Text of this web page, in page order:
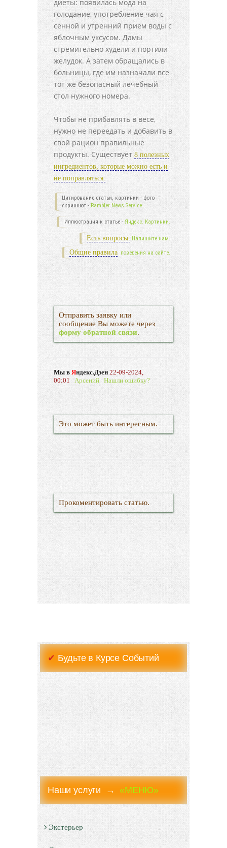
диеты: появилась мода на
голодание, употребление чая с
сенной и утренний прием воды с
яблочным уксусом. Дамы
стремительно худели и портили
желудок. А затем обращались в
больницы, где им назначали все
тот же безопасный лечебный
стол нужного номера.
Чтобы не прибавлять в весе,
нужно не переедать и добавить в
свой рацион правильные
продукты. Существует 8 полезных
ингредиентов, которые можно есть и
не поправляться.
Цитирование статьи, картинки - фото
скриншот -Rambler News Service.
Иллюстрация к статье - Яндекс. Картинки.
Есть вопросы. Напишите нам.
Общие правила поведения на сайте.
Отправить заявку или
сообщение Вы можете через
форму обратной связи.
Мы в Яндекс.Дзен 22-09-2024,
00:01Арсений Нашли ошибку?
Это может быть интересным.
Прокоментировать статью.
✔ Будьте в Курсе Событий
Наши услуги → «МЕНЮ»
Экстерьер